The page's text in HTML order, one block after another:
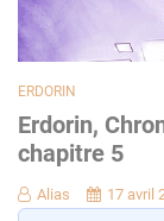
ERDORIN
Erdorin,
chapitre 5
Alias 17 avril